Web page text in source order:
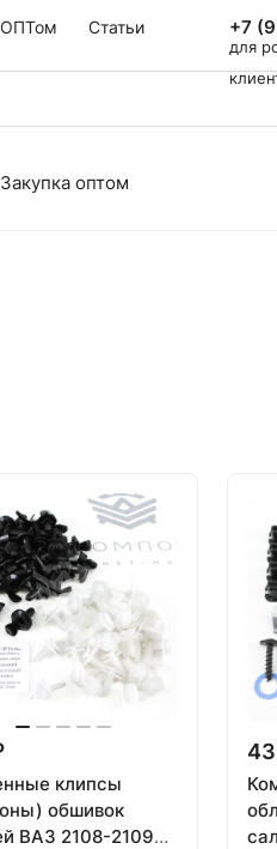
ОПТом Статьи +7
для
Закупка оптом
клипсы
обшивок
ВАЗ 2108-21099,